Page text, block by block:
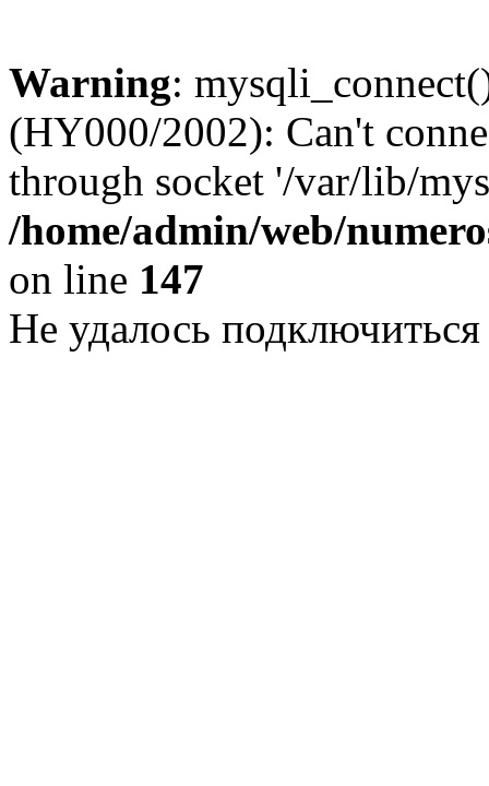
Warning:
(HY000/2002): Can't
through socket '/var/lib/
/home/admin/web/
on line 147
Не удалось